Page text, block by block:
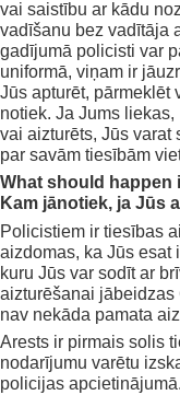
vai saistību ar kādu
vadīšanu bez vadītāja
gadījumā policisti var
uniformā, viņam ir
Jūs apturēt, pārmeklēt
notiek. Ja Jums
vai aizturēts, Jūs
par savām tiesībām
What should happen
Kam jānotiek, ja Jūs
Policistiem ir tiesības
aizdomas, ka Jūs esat
kuru Jūs var sodīt ar
aizturēšanai jābeidzas
nav nekāda pamata
Arests ir pirmais solis
nodarījumu varētu
policijas